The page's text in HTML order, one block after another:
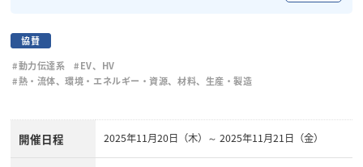
協賛
#動力伝達系
#EV、HV
#熱・流体、環境・エネルギー・資源、材料、生産・製造
開催日程 2025年11月20日（木）～ 2025年11月21日（金）